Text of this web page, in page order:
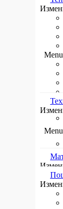
Menu
Menu